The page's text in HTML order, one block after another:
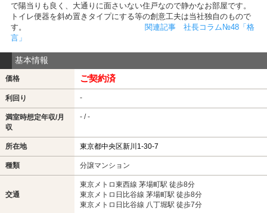
で陽当りも良く、大通りに面さいない住戸なので静かなお部屋です。
トイレ便器を斜め置きタイプにする等の創意工夫は当社独自のもので
す。 関連記事 社長コラム№48「格
言」
基本情報
価格 ご契約済
利回り -
満室時想定年収/月
収
- / -
所在地 東京都中央区新川1-30-7
種類 分譲マンション
交通
東京メトロ東西線 茅場町駅 徒歩8分
東京メトロ日比谷線 茅場町駅 徒歩8分
東京メトロ日比谷線 八丁堀駅 徒歩7分